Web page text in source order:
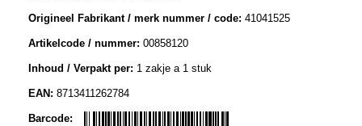
Origineel Fabrikant / merk nummer / code: 41041525
Artikelcode / nummer: 00858120
Inhoud / Verpakt per: 1 zakje a 1 stuk
EAN: 8713411262784
Barcode: